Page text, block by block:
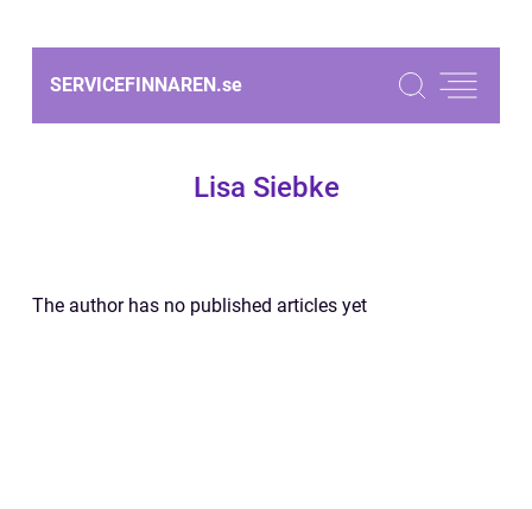
SERVICEFINNAREN.se
Lisa Siebke
The author has no published articles yet